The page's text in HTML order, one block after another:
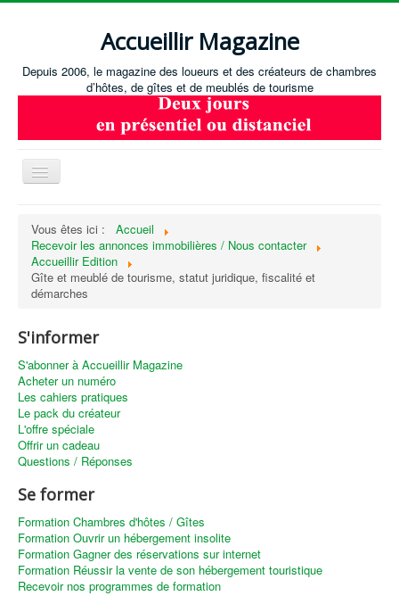
Accueillir Magazine
Depuis 2006, le magazine des loueurs et des créateurs de chambres
d’hôtes, de gîtes et de meublés de tourisme
Basculer
Créer / Ouvrir
Gérer
Annonces immobilières
Recevoir les annonces immobilières / Nous contacter
Vous êtes ici :
Accueil
Recevoir les annonces immobilières / Nous contacter
Accueillir Edition
Gîte et meublé de tourisme, statut juridique, fiscalité et
démarches
S'informer
S'abonner à Accueillir Magazine
Acheter un numéro
Les cahiers pratiques
Le pack du créateur
L'offre spéciale
Offrir un cadeau
Questions / Réponses
Se former
Formation Chambres d'hôtes / Gîtes
Formation Ouvrir un hébergement insolite
Formation Gagner des réservations sur internet
Formation Réussir la vente de son hébergement touristique
Recevoir nos programmes de formation